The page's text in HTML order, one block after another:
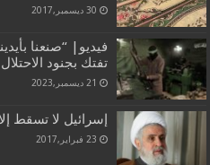
30 ديسمبر,2017
فيديو| “صنعنا
تفتك بجنود
21 ديسمبر,2023
إسرائيل لا تسقط
23 فبراير,2017